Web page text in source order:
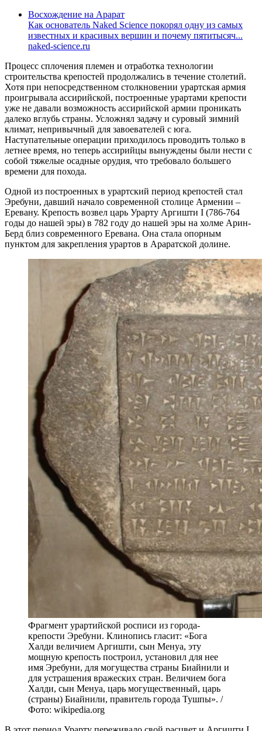
Восхождение на Арарат
Как основатель Naked Science покорял одну из самых
известных и красивых вершин и почему пятитысяч...
naked-science.ru
Процесс сплочения племен и отработка технологии
строительства крепостей продолжались в течение столетий.
Хотя при непосредственном столкновении урартская армия
проигрывала ассирийской, построенные урартами крепости
уже не давали возможность ассирийской армии проникать
далеко вглубь страны. Усложнял задачу и суровый зимний
климат, непривычный для завоевателей с юга.
Наступательные операции приходилось проводить только в
летнее время, но теперь ассирийцы вынуждены были нести с
собой тяжелые осадные орудия, что требовало большего
времени для похода.
Одной из построенных в урартский период крепостей стал
Эребуни, давший начало современной столице Армении –
Еревану. Крепость возвел царь Урарту Аргишти I (786-764
годы до нашей эры) в 782 году до нашей эры на холме Арин-
Берд близ современного Еревана. Она стала опорным
пунктом для закрепления урартов в Араратской долине.
Фрагмент урартийской росписи из города-
крепости Эребуни. Клинопись гласит: «Бога
Халди величием Аргишти, сын Менуа, эту
мощную крепость построил, установил для нее
имя Эребуни, для могущества страны Биайнили и
для устрашения вражеских стран. Величием бога
Халди, сын Менуа, царь могущественный, царь
(страны) Биайнили, правитель города Тушпы». /
Фото: wikipedia.org